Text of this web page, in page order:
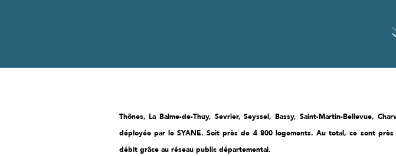
Thônes, La Balme-de-Thuy, Sevrier, Seyssel, Bassy, Saint-Martin-Bellevue,
déployée par le SYANE. Soit près de 4 800 logements. Au total, ce sont
débit grâce au réseau public départemental.